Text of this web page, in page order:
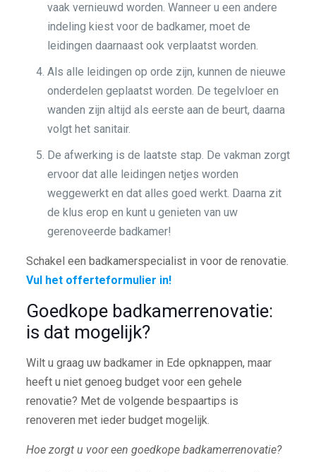
vaak vernieuwd worden. Wanneer u een andere
indeling kiest voor de badkamer, moet de
leidingen daarnaast ook verplaatst worden.
Als alle leidingen op orde zijn, kunnen de nieuwe
onderdelen geplaatst worden. De tegelvloer en
wanden zijn altijd als eerste aan de beurt, daarna
volgt het sanitair.
De afwerking is de laatste stap. De vakman zorgt
ervoor dat alle leidingen netjes worden
weggewerkt en dat alles goed werkt. Daarna zit
de klus erop en kunt u genieten van uw
gerenoveerde badkamer!
Schakel een badkamerspecialist in voor de renovatie.
Vul het offerteformulier in!
Goedkope badkamerrenovatie:
is dat mogelijk?
Wilt u graag uw badkamer in Ede opknappen, maar
heeft u niet genoeg budget voor een gehele
renovatie? Met de volgende bespaartips is
renoveren met ieder budget mogelijk.
Hoe zorgt u voor een goedkope badkamerrenovatie?